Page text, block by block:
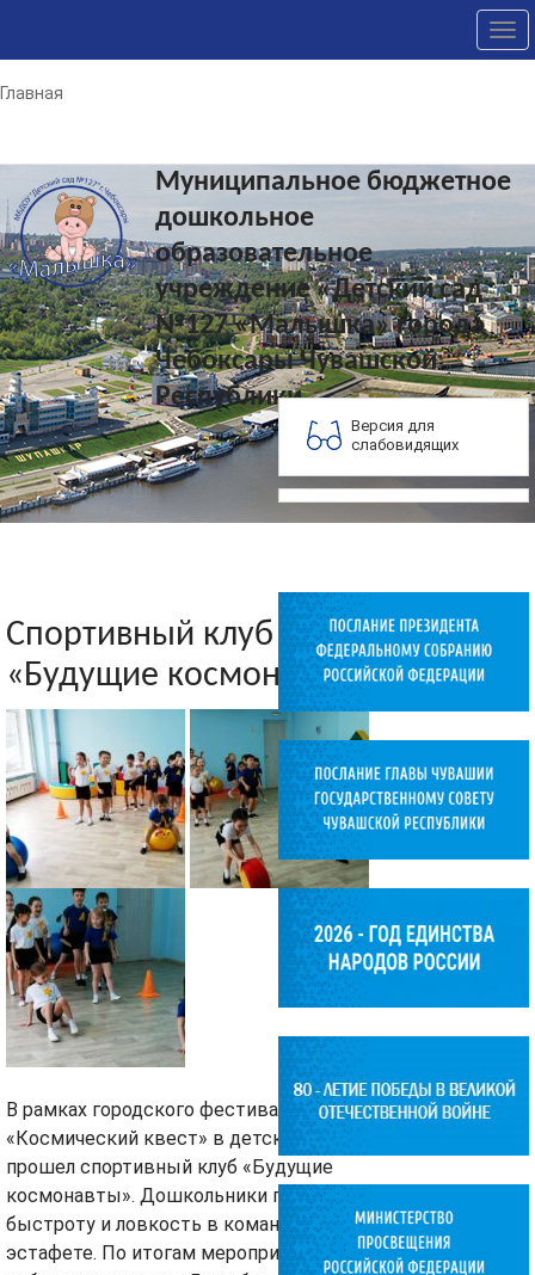
Главная
Муниципальное бюджетное
дошкольное
образовательное
учреждение «Детский сад
№127 «Малышка» города
Чебоксары Чувашской
Республики
Версия для
слабовидящих
Спортивный клуб
«Будущие космонавты»
В рамках городского фестиваля
«Космический квест» в детском саду
прошел спортивный клуб «Будущие
космонавты». Дошкольники проявили
быстроту и ловкость в командной
эстафете. По итогам мероприятия